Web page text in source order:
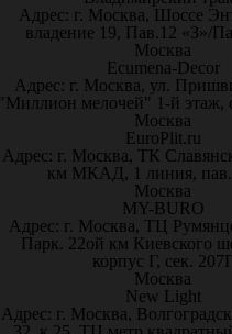
Адрес: г. Москва, Шоссе
владение 19, Пав.12 «З»/
Москва
Ecumena-Decor
Адрес: г. Москва, ул.
мелочей" 1-й этаж,
Москва
EuroPlit.ru
Адрес: г. Москва, ТК
км МКАД, 1 линия,
Москва
MY-BURO
Адрес: г. Москва, ТЦ
Парк. 22ой км Киевского
корпус Г, сек. 207Г
Москва
New Light
Адрес: г. Москва,